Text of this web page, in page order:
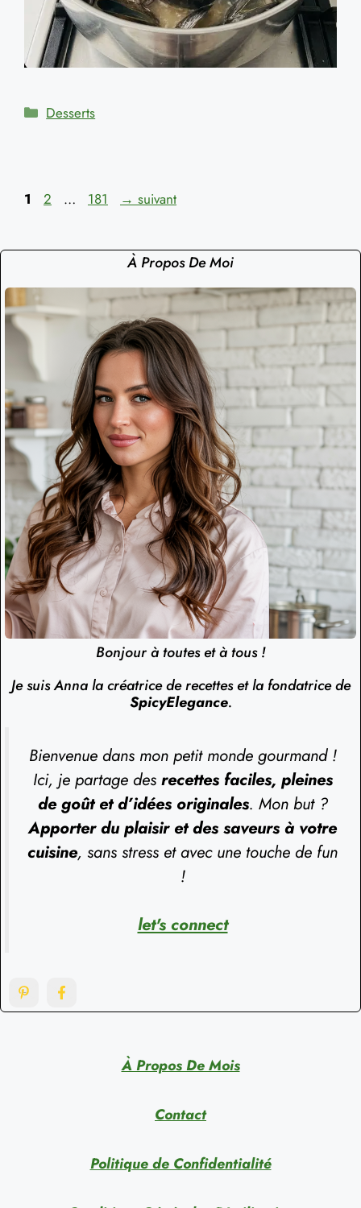
Catégories
Desserts
Page
1 Page
2 … Page
181 → suivant
À Propos De Moi
Bonjour à toutes et à tous !
Je suis Anna la créatrice de recettes et la fondatrice de
SpicyElegance.
Bienvenue dans mon petit monde gourmand !
Ici, je partage des recettes faciles, pleines
de goût et d’idées originales. Mon but ?
Apporter du plaisir et des saveurs à votre
cuisine, sans stress et avec une touche de fun
!
let's connect
À Propos De Mois
Contact
Politique de Confidentialité